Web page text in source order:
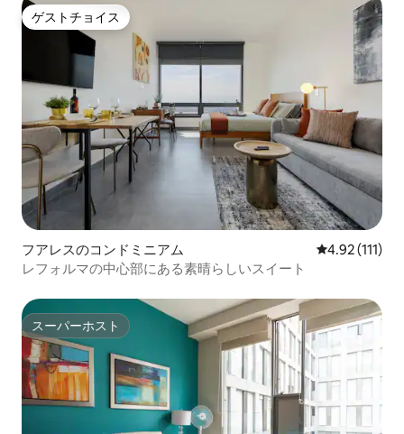
ゲストチョイス
ゲストチョイス
フアレスのコンドミニアム レビュー111
4.92 (111)
レフォルマの中心部にある素晴らしいスイート
スーパーホスト
スーパーホスト